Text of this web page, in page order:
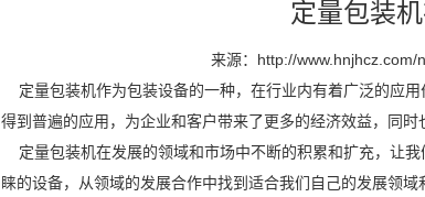
定量包装
来源： http://www.hnjhcz.com/
定量包装机作为包装设备的一种，在行业内有着广泛的应
得到普遍的应用，为企业和客户带来了更多的经济效益，同
定量包装机在发展的领域和市场中不断的积累和扩充，让
睐的设备，从领域的发展合作中找到适合我们自己的发展领域